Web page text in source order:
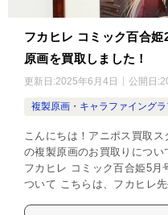
フカヒレ コミック百合
原画を買取しました！
更新日:2025年6月4日 公開日:
複製原画・キャラファイングラ
こんにちは！アニポス買取
の複製原画のお買取りについ
フカヒレ コミック百合姫5月
ついて こちらは、フカヒレ